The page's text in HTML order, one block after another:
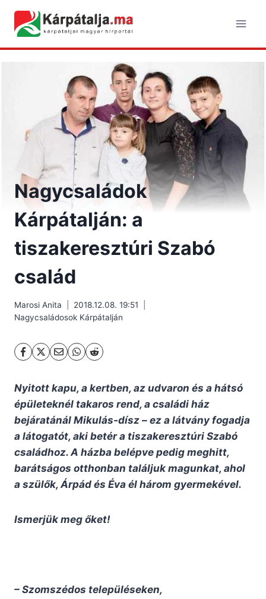
content
Nagycsaládok
Kárpátalján: a
tiszakeresztúri Szabó
család
Marosi Anita
2018.12.08. 19:51
Nagycsaládosok Kárpátalján
Nyitott kapu, a kertben, az udvaron és a hátsó
épületeknél takaros rend, a családi ház
bejáratánál Mikulás-dísz – ez a látvány fogadja
a látogatót, aki betér a tiszakeresztúri Szabó
családhoz. A házba belépve pedig meghitt,
barátságos otthonban találjuk magunkat, ahol
a szülők, Árpád és Éva él három gyermekével.
Ismerjük meg őket!
– Szomszédos településeken,